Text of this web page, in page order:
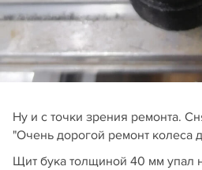
Ну и с точки зрения ремонта.
"Очень дорогой ремонт колеса
Щит бука толщиной 40 мм упал